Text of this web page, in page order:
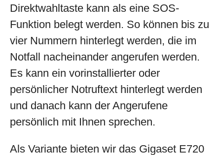
Direktwahltaste kann als eine SOS-
Funktion belegt werden. So können bis zu
vier Nummern hinterlegt werden, die im
Notfall nacheinander angerufen werden.
Es kann ein vorinstallierter oder
persönlicher Notruftext hinterlegt werden
und danach kann der Angerufene
persönlich mit Ihnen sprechen.
Als Variante bieten wir das Gigaset E720